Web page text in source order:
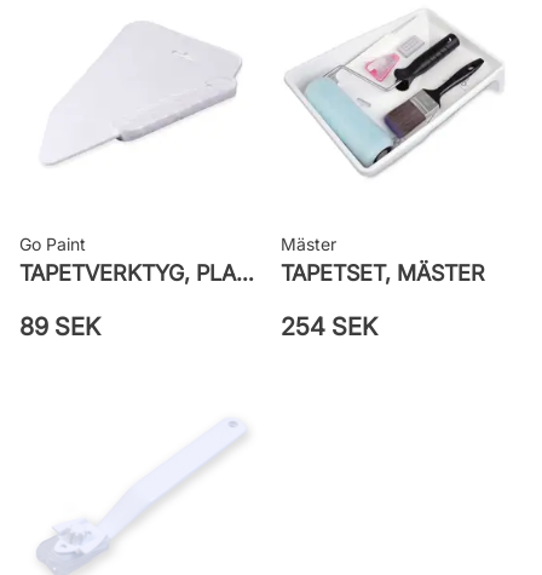
Leverantörens artikelnummer:
LV1604
Go Paint
TAPETVERKTYG, PLAST GO PAINT
89 SEK
Mäster
TAPETSET, MÄSTER
254 SEK